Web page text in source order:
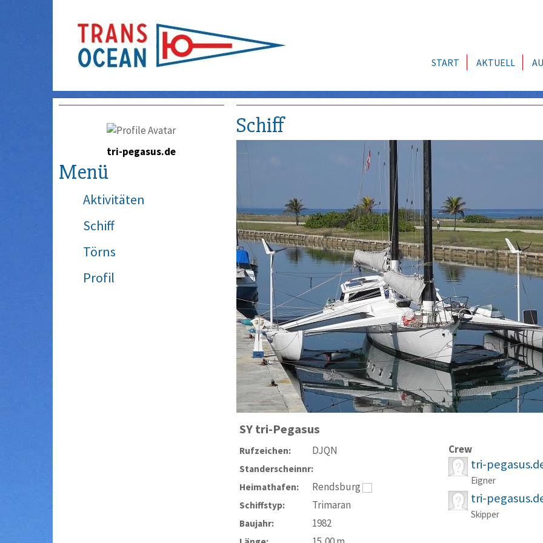
START AKTUELL
tri-pegasus.de
Menü
Aktivitäten
Schiff
Törns
Profil
Schiff
SYtri-Pegasus
Rufzeichen: DJQN
Standerscheinnr:
Heimathafen:
Rendsburg
Schiffstyp: Trimaran
Baujahr: 1982
Crew
tri-
Eigner
tri-
Skipper